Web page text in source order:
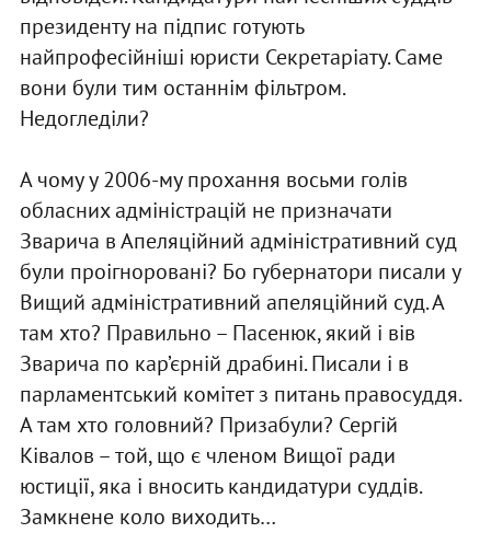
президенту на підпис готують
найпрофесійніші юристи Секретаріату. Саме
вони були тим останнім фільтром.
Недогледіли?
А чому у 2006-му прохання восьми голів
обласних адміністрацій не призначати
Зварича в Апеляційний адміністративний суд
були проігноровані? Бо губернатори писали у
Вищий адміністративний апеляційний суд. А
там хто? Правильно – Пасенюк, який і вів
Зварича по кар’єрній драбині. Писали і в
парламентський комітет з питань правосуддя.
А там хто головний? Призабули? Сергій
Ківалов – той, що є членом Вищої ради
юстиції, яка і вносить кандидатури суддів.
Замкнене коло виходить…